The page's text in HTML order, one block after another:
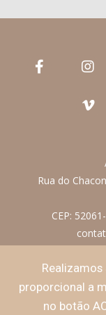
Rua do
CEP:
Política de Privacidade
proporcional a
no botão